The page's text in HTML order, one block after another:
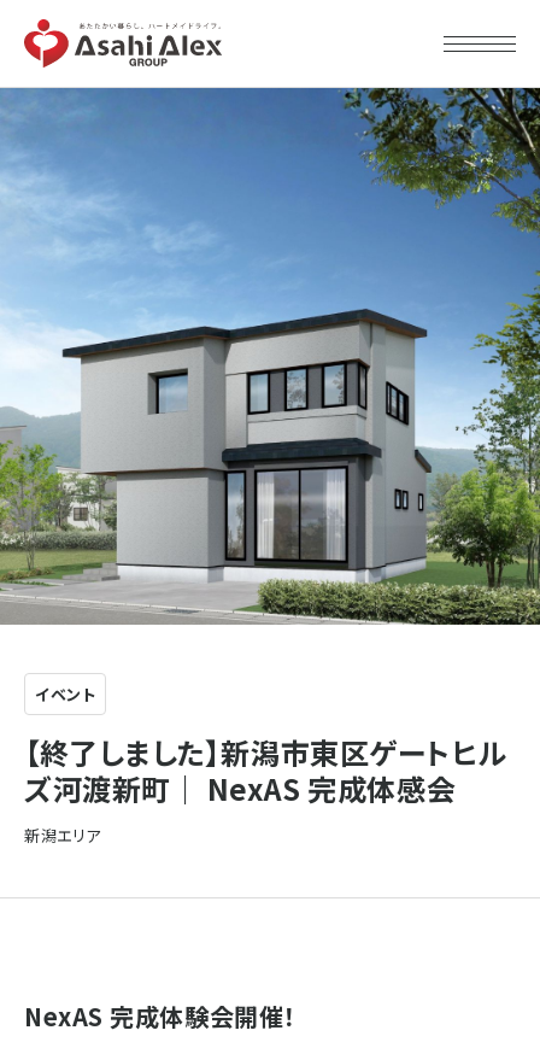
イベント
【終了しました】新潟市東区ゲートヒル
ズ河渡新町｜ NexAS 完成体感会
新潟エリア
NexAS 完成体験会開催！